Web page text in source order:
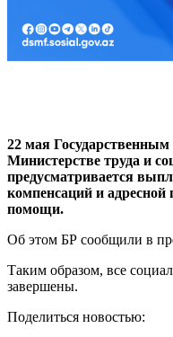
22 мая
Министерстве труда и
предусматривается
компенсаций и адресной
помощи.
Об этом БР сообщили в
Таким образом, все
завершены.
Поделиться новостью: